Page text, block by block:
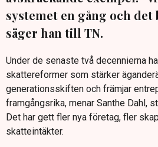
systemet en gång och det
säger han till TN.
Under de senaste två decennierna
skattereformer som stärker
generationsskiften och främjar
framgångsrika, menar Santhe Dahl,
Det har gett fler nya företag, fler
skatteintäkter.